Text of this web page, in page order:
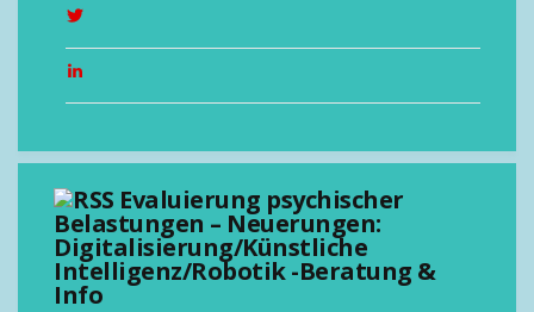
Evaluierung psychischer
Belastungen – Neuerungen:
Digitalisierung/Künstliche
Intelligenz/Robotik -Beratung &
Info